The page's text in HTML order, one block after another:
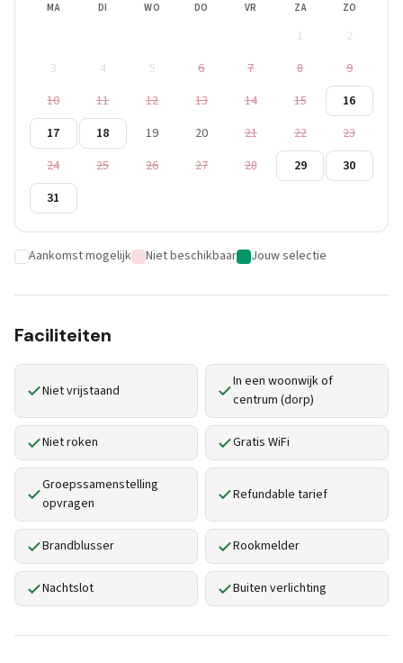
MA DI WO DO VR ZA ZO
1
2
3
4 5 6 7 8
9
10
11 12 13 14 15
16
17
18 19 20 21 22
23
24
25 26 27 28 29
30
31
Aankomst mogelijk Niet beschikbaar Jouw selectie
Faciliteiten
Niet vrijstaand
In een woonwijk of
centrum (dorp)
Niet roken Gratis WiFi
Groepssamenstelling
opvragen
Refundable tarief
Brandblusser Rookmelder
Nachtslot Buiten verlichting